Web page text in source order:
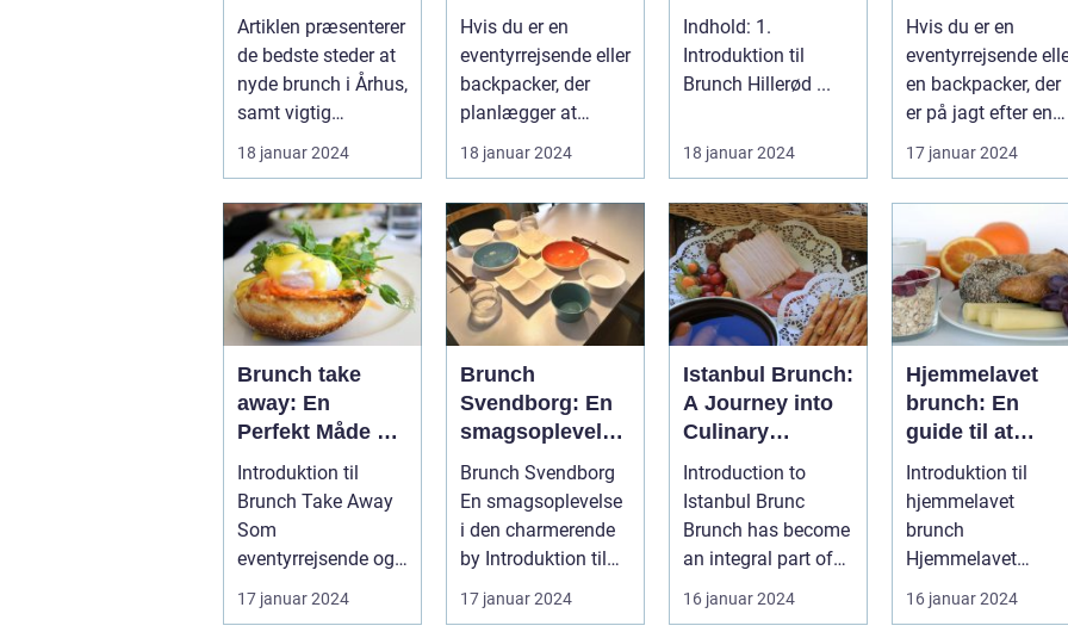
gastronomisk
oplevelse, der
tilbyder et
varieret udvalg
af lækre retter,
der passer til
både
morgenmad og
frokost
Artiklen præsenterer
de bedste steder at
nyde brunch i Århus,
samt vigtig
information om
åbningstide...
18 januar 2024
og Backpackere
Hvis du er en
eventyrrejsende eller
backpacker, der
planlægger at
besøge København,
så er der en mad...
18 januar 2024
Eventyrrejsende
og Backpackere
Indhold: 1.
Introduktion til
Brunch Hillerød ...
18 januar 2024
Oplevelse ved
Fodsporene af
Historien
Hvis du er en
eventyrrejsende
en backpacker, der
er på jagt efter en
kulinarisk oplevelse
i Ho...
17 januar 2024
Brunch take
away: En
Perfekt Måde at
Nyde Fritiden på
Farten
Introduktion til
Brunch Take Away
Som
eventyrrejsende og
backpacker er det
almindeligt at være
17 januar 2024
Brunch
Svendborg: En
smagsoplevelse
i den
charmerende by
Brunch Svendborg
En smagsoplevelse
i den charmerende
by Introduktion til
brunchkulturen i
Svendbo...
17 januar 2024
Istanbul Brunch:
A Journey into
Culinary
Delights
Introduction to
Istanbul Brunc
Brunch has become
an integral part of
many people's
weekends, offerin...
16 januar 2024
Hjemmelavet
brunch: En
guide til at
skabe den
perfekte
weekendmorgen
Introduktion til
hjemmelavet
brunch
Hjemmelavet
brunch er blevet en
populær tradition
16 januar 2024